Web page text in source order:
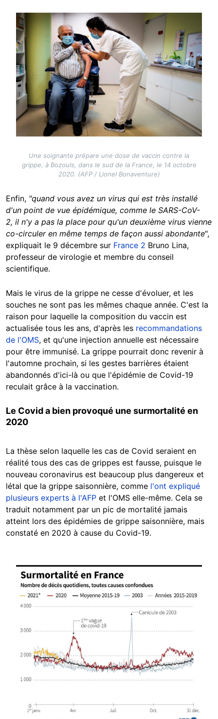
Image
Une soignante prépare une dose de vaccin contre la
grippe, à Bozouls, dans le sud de la France, le 14 octobre
2020. (AFP / Lionel Bonaventure)
Enfin, "quand vous avez un virus qui est très installé
d'un point de vue épidémique, comme le SARS-CoV-
2, il n'y a pas la place pour qu'un deuxième virus vienne
co-circuler en même temps de façon aussi abondante",
expliquait le 9 décembre sur France 2 Bruno Lina,
professeur de virologie et membre du conseil
scientifique.
Mais le virus de la grippe ne cesse d'évoluer, et les
souches ne sont pas les mêmes chaque année. C'est la
raison pour laquelle la composition du vaccin est
actualisée tous les ans, d'après les recommandations
de l'OMS, et qu'une injection annuelle est nécessaire
pour être immunisé. La grippe pourrait donc revenir à
l'automne prochain, si les gestes barrières étaient
abandonnés d'ici-là ou que l'épidémie de Covid-19
reculait grâce à la vaccination.
Le Covid a bien provoqué une surmortalité en
2020
La thèse selon laquelle les cas de Covid seraient en
réalité tous des cas de grippes est fausse, puisque le
nouveau coronavirus est beaucoup plus dangereux et
létal que la grippe saisonnière, comme l'ont expliqué
plusieurs experts à l'AFP et l'OMS elle-même. Cela se
traduit notamment par un pic de mortalité jamais
atteint lors des épidémies de grippe saisonnière, mais
constaté en 2020 à cause du Covid-19.
Image